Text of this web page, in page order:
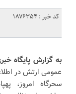
کد خبر : 1876354
به گزارش پایگاه
عمومی ارتش در اطلاعیه
سحرگاه امروز،